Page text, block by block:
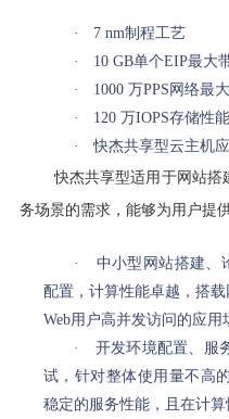
· 7 nm制程工艺
·
10 GB单个EIP最大
·
1000 万PPS网络最
·
120 万IOPS存储性
·
快杰共享型云主机
快杰共享型适用于网站搭
务场景的需求，能够为用户提
·
中小型网站搭建、
配置，计算性能卓越，搭
Web用户高并发访问的应用
·
开发环境配置、服
试，针对整体使用量不高
稳定的服务性能，且在计算